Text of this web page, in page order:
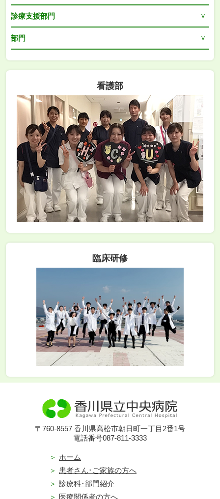
診療支援部門
部門
看護部
臨床研修
〒760-8557 香川県高松市朝日町一丁目2番1号
電話番号087-811-3333
ホーム
患者さん･ご家族の方へ
診療科･部門紹介
医療関係者の方へ